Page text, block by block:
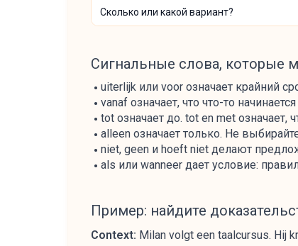
Сколько или какой вариант?
Сигнальные слова, которые
uiterlijk или voor означает крайний
vanaf означает, что что-то
tot означает до. tot en met означает,
alleen означает только. Не
niet, geen и hoeft niet делают
als или wanneer дает условие:
Пример: найдите
Context: Milan volgt een taalcursus. Hij